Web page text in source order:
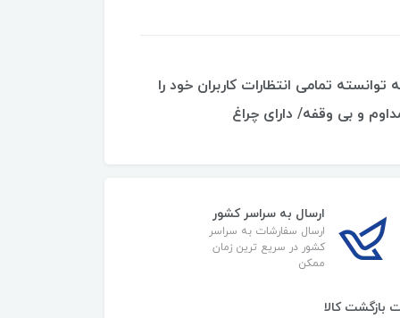
با درصد رضایت 100درصدی که توانسته تمامی انتظارات کاربران خود را
ارسال به سراسر کشور
ارسال سفارشات به سراسر
کشور در سریع ترین زمان
ممکن
بازگشت کالا